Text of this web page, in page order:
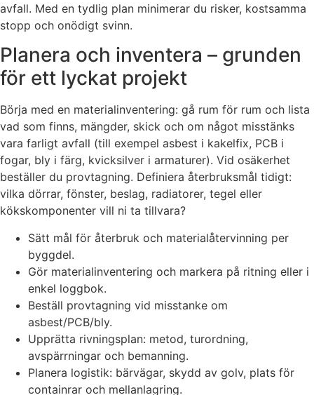
avfall. Med en tydlig plan minimerar du risker, kostsamma
stopp och onödigt svinn.
Planera och inventera – grunden
för ett lyckat projekt
Börja med en materialinventering: gå rum för rum och lista
vad som finns, mängder, skick och om något misstänks
vara farligt avfall (till exempel asbest i kakelfix, PCB i
fogar, bly i färg, kvicksilver i armaturer). Vid osäkerhet
beställer du provtagning. Definiera återbruksmål tidigt:
vilka dörrar, fönster, beslag, radiatorer, tegel eller
kökskomponenter vill ni ta tillvara?
Sätt mål för återbruk och materialåtervinning per
byggdel.
Gör materialinventering och markera på ritning eller i
enkel loggbok.
Beställ provtagning vid misstanke om
asbest/PCB/bly.
Upprätta rivningsplan: metod, turordning,
avspärrningar och bemanning.
Planera logistik: bärvägar, skydd av golv, plats för
containrar och mellanlagring.